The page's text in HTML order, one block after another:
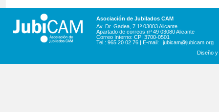
Asociación de Jubilados CAM
Av. Dr. Gadea, 7 1º 03003 Alicante
Apartado de correos nº 49 03080 Alicante
Correo Interno: CPI 3700-0501
Tel.: 965 20 02 76 | E-mail:
jubicam@jubicam.org
Diseño